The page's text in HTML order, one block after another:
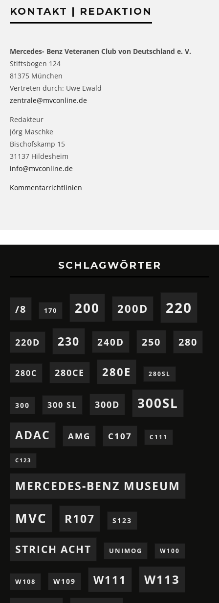
KONTAKT | REDAKTION
Mercedes- Benz Veteranen Club von Deutschland e. V.
Stiftsbogen 124
81375 München
Vertreten durch: Uwe Ewald
zentrale@mvconline.de
Redakteur
Jörg Maschke
Bischofskamp 15
31137 Hildesheim
info@mvconline.de
Kommentarrichtlinien
SCHLAGWÖRTER
/8 170 200 200D 220
220D 230 240D 250 280
280C 280CE 280E 280SL
300 300 SL 300D 300SL
ADAC AMG C107 C111
C123
MERCEDES-BENZ MUSEUM
MVC R107 S123
STRICH ACHT UNIMOG W100
W108 W109 W111 W113